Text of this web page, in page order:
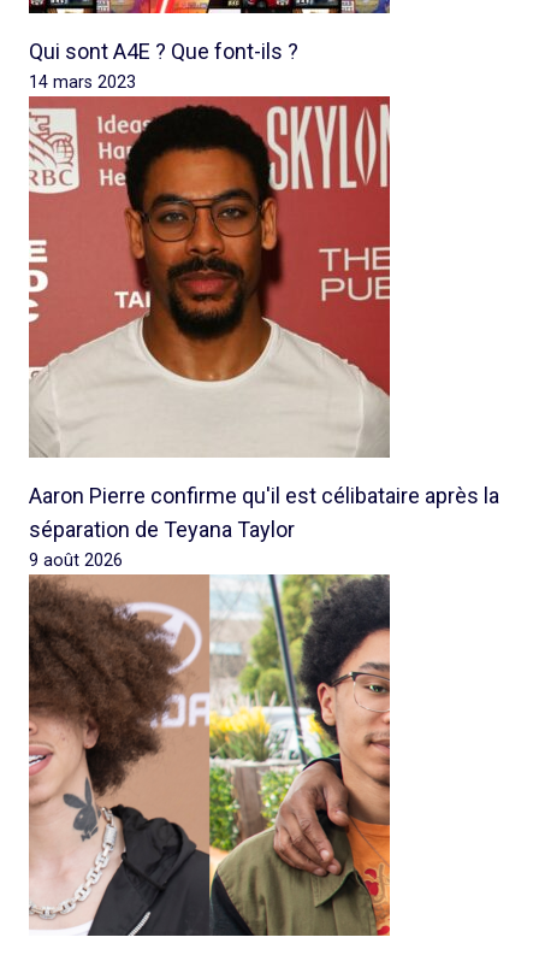
Qui sont A4E ? Que font-ils ?
14 mars 2023
Aaron Pierre confirme qu'il est célibataire après la
séparation de Teyana Taylor
9 août 2026